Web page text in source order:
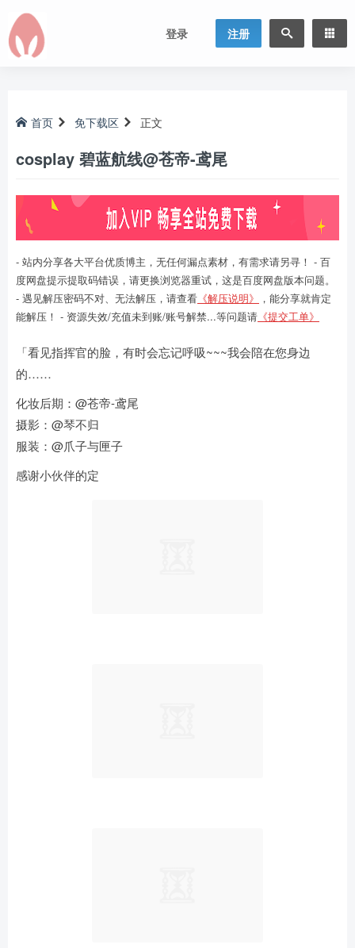
登录 注册
首页 免下载区 正文
cosplay 碧蓝航线@苍帝-鸢尾
- 站内分享各大平台优质博主，无任何漏点素材，有需求请另寻！ - 百
度网盘提示提取码错误，请更换浏览器重试，这是百度网盘版本问题。
- 遇见解压密码不对、无法解压，请查看 《解压说明》
，能分享就肯定
能解压！ - 资源失效/充值未到账/账号解禁...等问题请 《提交工单》
「看见指挥官的脸，有时会忘记呼吸~~~我会陪在您身边
的……
化妆后期：@苍帝-鸢尾
摄影：@琴不归
服装：@爪子与匣子
感谢小伙伴的定